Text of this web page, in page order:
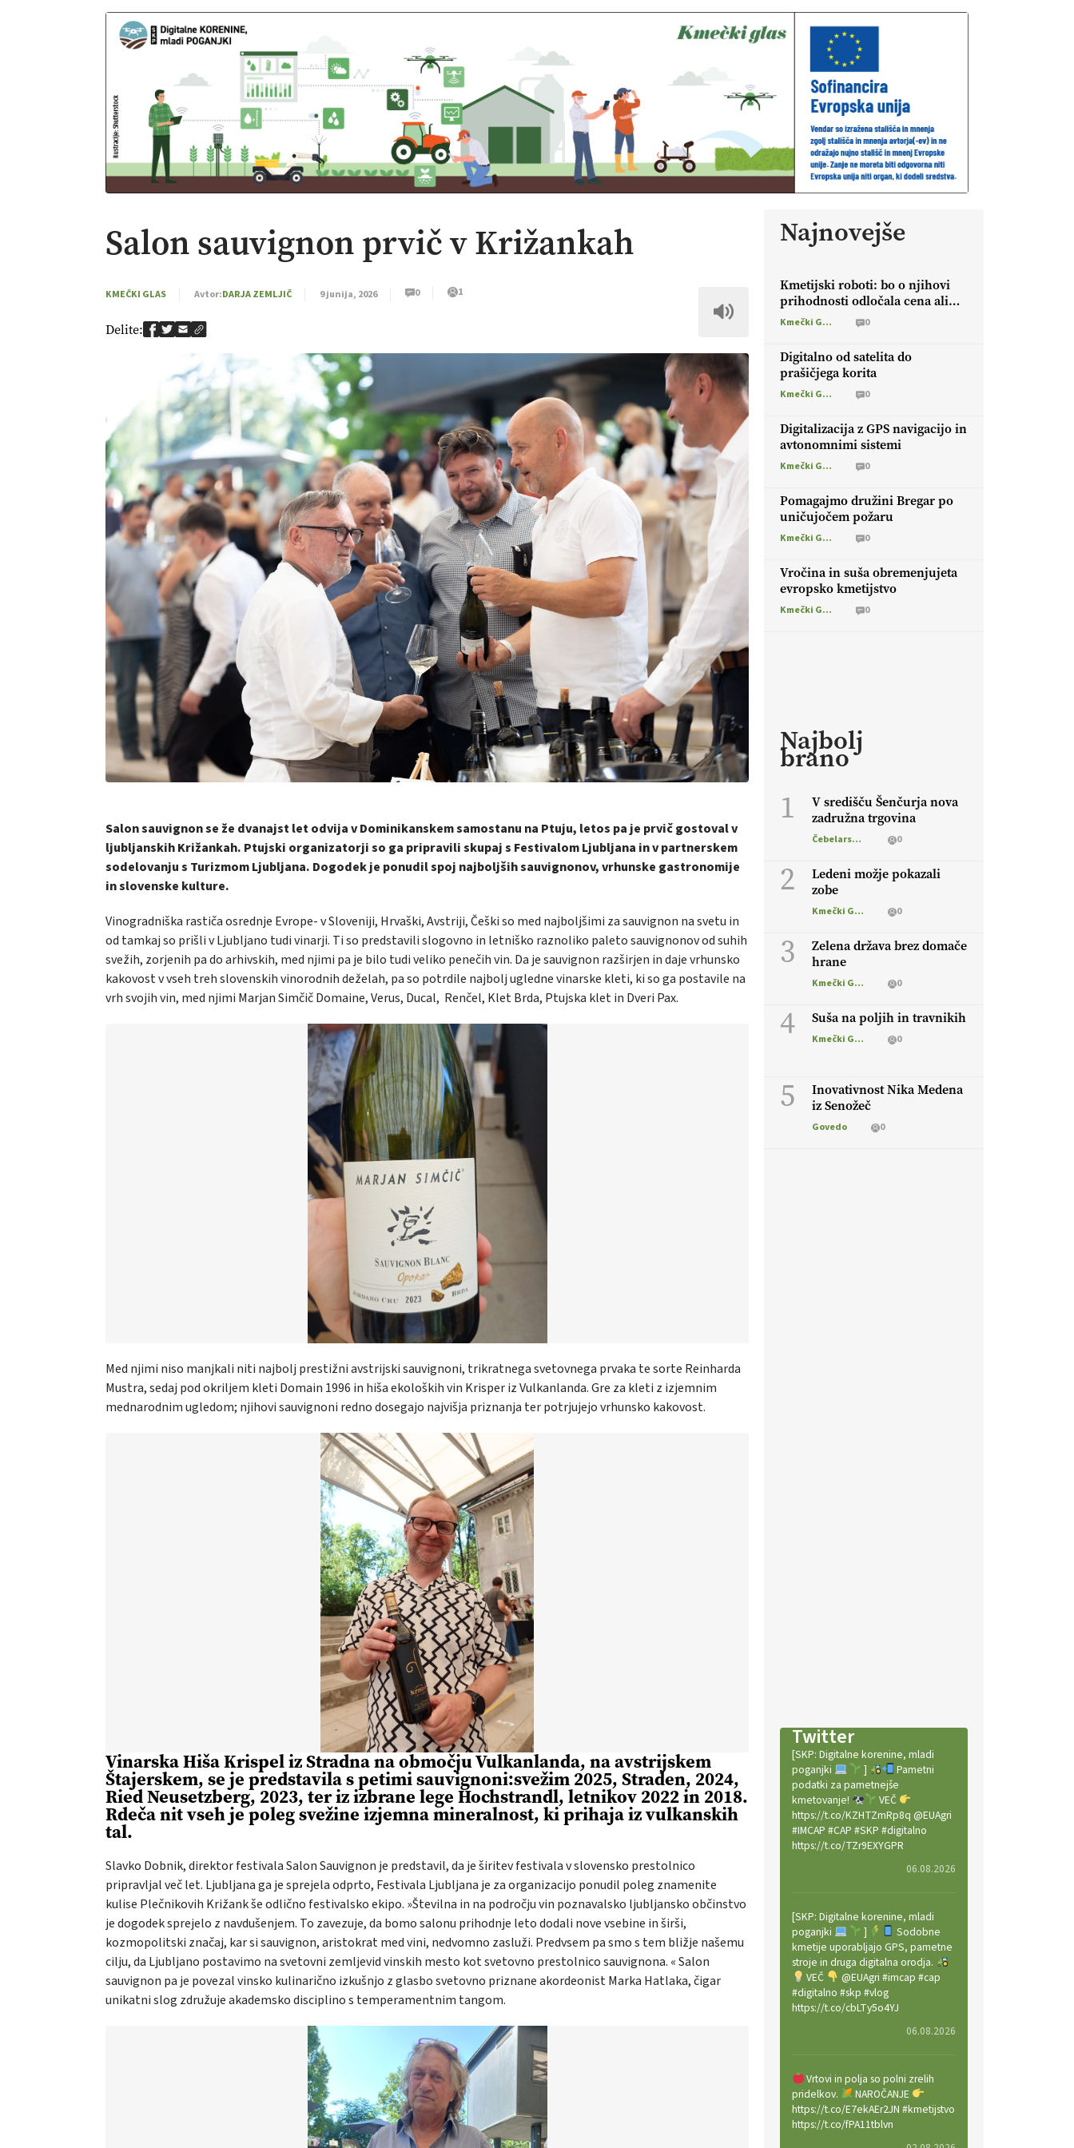
Salon sauvignon prvič v Križankah
KMEČKI GLAS Avtor:DARJA ZEMLJIČ 9 junija, 2026 0 1
Delite:
Salon sauvignon se že dvanajst let odvija v Dominikanskem samostanu na Ptuju, letos pa je prvič gostoval v
ljubljanskih Križankah. Ptujski organizatorji so ga pripravili skupaj s Festivalom Ljubljana in v partnerskem
sodelovanju s Turizmom Ljubljana. Dogodek je ponudil spoj najboljših sauvignonov, vrhunske gastronomije
in slovenske kulture.
Vinogradniška rastiča osrednje Evrope- v Sloveniji, Hrvaški, Avstriji, Češki so med najboljšimi za sauvignon na svetu in
od tamkaj so prišli v Ljubljano tudi vinarji. Ti so predstavili slogovno in letniško raznoliko paleto sauvignonov od suhih
svežih, zorjenih pa do arhivskih, med njimi pa je bilo tudi veliko penečih vin. Da je sauvignon razširjen in daje vrhunsko
kakovost v vseh treh slovenskih vinorodnih deželah, pa so potrdile najbolj ugledne vinarske kleti, ki so ga postavile na
vrh svojih vin, med njimi Marjan Simčič Domaine, Verus, Ducal, Renčel, Klet Brda, Ptujska klet in Dveri Pax.
Med njimi niso manjkali niti najbolj prestižni avstrijski sauvignoni, trikratnega svetovnega prvaka te sorte Reinharda
Mustra, sedaj pod okriljem kleti Domain 1996 in hiša ekoloških vin Krisper iz Vulkanlanda. Gre za kleti z izjemnim
mednarodnim ugledom; njihovi sauvignoni redno dosegajo najvišja priznanja ter potrjujejo vrhunsko kakovost.
Vinarska Hiša Krispel iz Stradna na območju Vulkanlanda, na avstrijskem
Štajerskem, se je predstavila s petimi sauvignoni:svežim 2025, Straden, 2024,
Ried Neusetzberg, 2023, ter iz izbrane lege Hochstrandl, letnikov 2022 in 2018.
Rdeča nit vseh je poleg svežine izjemna mineralnost, ki prihaja iz vulkanskih
tal.
Slavko Dobnik, direktor festivala Salon Sauvignon je predstavil, da je širitev festivala v slovensko prestolnico
pripravljal več let. Ljubljana ga je sprejela odprto, Festivala Ljubljana je za organizacijo ponudil poleg znamenite
kulise Plečnikovih Križank še odlično festivalsko ekipo. »Številna in na področju vin poznavalsko ljubljansko občinstvo
je dogodek sprejelo z navdušenjem. To zavezuje, da bomo salonu prihodnje leto dodali nove vsebine in širši,
kozmopolitski značaj, kar si sauvignon, aristokrat med vini, nedvomno zasluži. Predvsem pa smo s tem bližje našemu
cilju, da Ljubljano postavimo na svetovni zemljevid vinskih mesto kot svetovno prestolnico sauvignona. « Salon
sauvignon pa je povezal vinsko kulinarično izkušnjo z glasbo svetovno priznane akordeonist Marka Hatlaka, čigar
unikatni slog združuje akademsko disciplino s temperamentnim tangom.
Najnovejše
Kmetijski roboti: bo o njihovi
prihodnosti odločala cena ali
prednosti za kmetijo?
Kmečki Glas 0
Digitalno od satelita do
prašičjega korita
Kmečki Glas 0
Digitalizacija z GPS navigacijo in
avtonomnimi sistemi
Kmečki Glas 0
Pomagajmo družini Bregar po
uničujočem požaru
Kmečki Glas 0
Vročina in suša obremenjujeta
evropsko kmetijstvo
Kmečki Glas 0
Najbolj
brano
1
V središču Šenčurja nova
zadružna trgovina
Čebelarstvo 0
2
Ledeni možje pokazali
zobe
Kmečki Glas 0
3
Zelena država brez domače
hrane
Kmečki Glas 0
4 Suša na poljih in travnikih
Kmečki Glas 0
5
Inovativnost Nika Medena
iz Senožeč
Govedo 0
Twitter
[SKP: Digitalne korenine, mladi
poganjki
]
Pametni
podatki za pametnejše
kmetovanje!
VEČ
https://t.co/KZHTZmRp8q @EUAgri
#IMCAP #CAP #SKP #digitalno
https://t.co/TZr9EXYGPR
06.08.2026
[SKP: Digitalne korenine, mladi
poganjki
]
Sodobne
kmetije uporabljajo GPS, pametne
stroje in druga digitalna orodja.
VEČ
@EUAgri #imcap #cap
#digitalno #skp #vlog
https://t.co/cbLTy5o4YJ
06.08.2026
Vrtovi in polja so polni zrelih
pridelkov.
NAROČANJE
https://t.co/E7ekAEr2JN #kmetijstvo
https://t.co/fPA11tblvn